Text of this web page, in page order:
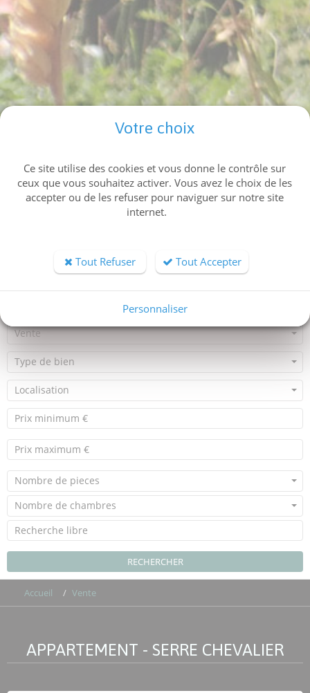
Vente
Type de bien
Localisation
Nombre de pieces
Nombre de chambres
RECHERCHER
Accueil Vente
APPARTEMENT - SERRE CHEVALIER
Votre choix
Ce site utilise des cookies et vous donne le contrôle sur
ceux que vous souhaitez activer. Vous avez le choix de les
accepter ou de les refuser pour naviguer sur notre site
internet.
Tout Refuser Tout Accepter
Personnaliser